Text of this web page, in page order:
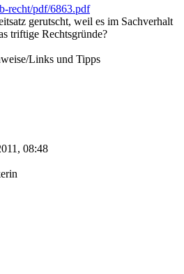
recht/pdf/6863.pdf
gerutscht, weil es im Sachverhalt
triftige Rechtsgründe?
Links und Tipps
08:48